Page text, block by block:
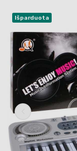
Išparduota